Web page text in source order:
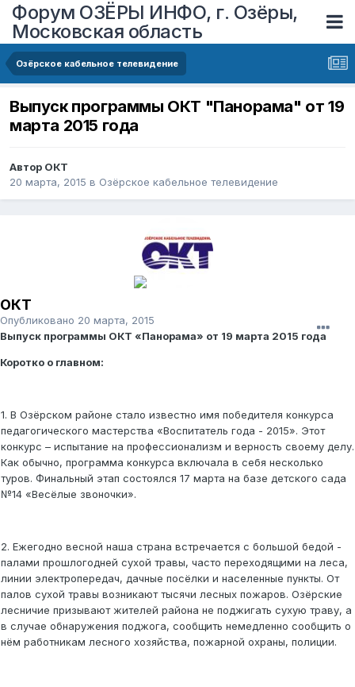
Форум ОЗЁРЫ ИНФО, г. Озёры,
Московская область
Озёрское кабельное телевидение
Выпуск программы ОКТ "Панорама" от 19
марта 2015 года
Автор ОКТ
20 марта, 2015 в Озёрское кабельное телевидение
ОКТ
Опубликовано 20 марта, 2015
Выпуск программы ОКТ «Панорама» от 19 марта 2015 года
Коротко о главном:
1. В Озёрском районе стало известно имя победителя конкурса
педагогического мастерства «Воспитатель года - 2015». Этот
конкурс – испытание на профессионализм и верность своему делу.
Как обычно, программа конкурса включала в себя несколько
туров. Финальный этап состоялся 17 марта на базе детского сада
№14 «Весёлые звоночки».
2. Ежегодно весной наша страна встречается с большой бедой -
палами прошлогодней сухой травы, часто переходящими на леса,
линии электропередач, дачные посёлки и населенные пункты. От
палов сухой травы возникают тысячи лесных пожаров. Озёрские
лесничие призывают жителей района не поджигать сухую траву, а
в случае обнаружения поджога, сообщить немедленно сообщить о
нём работникам лесного хозяйства, пожарной охраны, полиции.